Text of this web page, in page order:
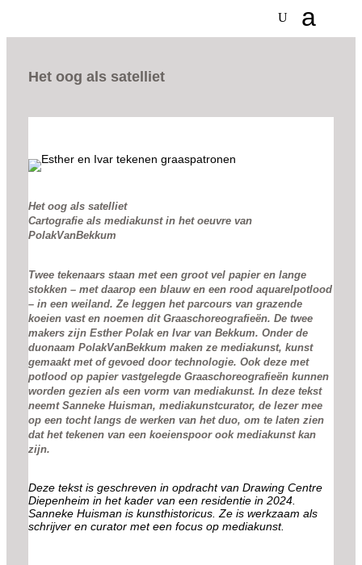
Het oog als satelliet
Het oog als satelliet
Cartografie als mediakunst in het oeuvre van
PolakVanBekkum
Twee tekenaars staan met een groot vel papier en lange
stokken – met daarop een blauw en een rood aquarelpotlood
– in een weiland. Ze leggen het parcours van grazende
koeien vast en noemen dit Graaschoreografieën. De twee
makers zijn Esther Polak en Ivar van Bekkum. Onder de
duonaam PolakVanBekkum maken ze mediakunst, kunst
gemaakt met of gevoed door technologie. Ook deze met
potlood op papier vastgelegde Graaschoreografieën kunnen
worden gezien als een vorm van mediakunst. In deze tekst
neemt Sanneke Huisman, mediakunstcurator, de lezer mee
op een tocht langs de werken van het duo, om te laten zien
dat het tekenen van een koeienspoor ook mediakunst kan
zijn.
Deze tekst is geschreven in opdracht van Drawing Centre
Diepenheim in het kader van een residentie in 2024.
Sanneke Huisman is kunsthistoricus. Ze is werkzaam als
schrijver en curator met een focus op mediakunst.